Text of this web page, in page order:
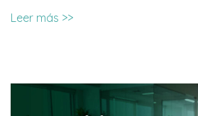
Leer más >>